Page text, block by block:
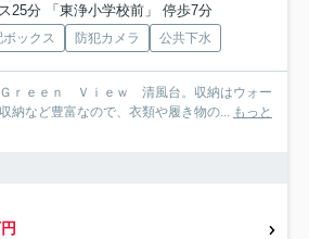
25分 「東浄小学校前」 停歩7分
ボックス 防犯カメラ 公共下水
Ｇｒｅｅｎ Ｖｉｅｗ 清風台。収納はウォー
納など豊富なので、衣類や履き物の... もっと